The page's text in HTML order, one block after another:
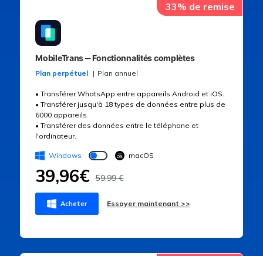
33% de remise
MobileTrans ‒ Fonctionnalités complètes
Plan perpétuel Plan annuel
• Transférer WhatsApp entre appareils Android et iOS.
• Transférer jusqu'à 18 types de données entre plus de
6000 appareils.
• Transférer des données entre le téléphone et
l'ordinateur.
Windows macOS
39,96€ 59,99 €
Acheter Essayer maintenant >>